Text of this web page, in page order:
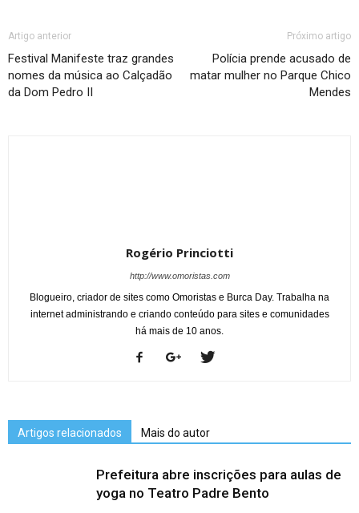
Artigo anterior
Festival Manifeste traz grandes
nomes da música ao Calçadão
da Dom Pedro II
Próximo artigo
Polícia prende acusado de
matar mulher no Parque Chico
Mendes
Rogério Princiotti
http://www.omoristas.com
Blogueiro, criador de sites como Omoristas e Burca Day. Trabalha na
internet administrando e criando conteúdo para sites e comunidades
há mais de 10 anos.
Artigos relacionados Mais do autor
Prefeitura abre inscrições para aulas de
yoga no Teatro Padre Bento